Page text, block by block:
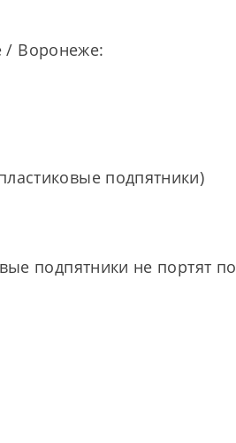
/ Воронеже:
подпятники)
подпятники не портят